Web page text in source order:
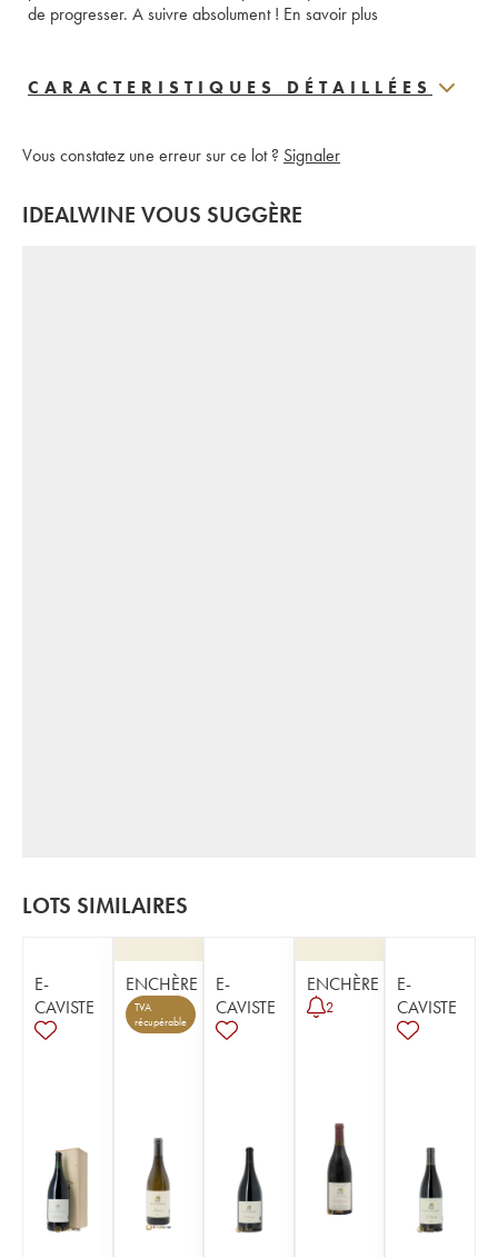
de progresser. A suivre absolument ! En savoir plus
CARACTERISTIQUES DÉTAILLÉES
Vous constatez une erreur sur ce lot ? Signaler
IDEALWINE VOUS SUGGÈRE
LOTS SIMILAIRES
E-
CAVISTE
ENCHÈRE
TVA
récupérable
E-
CAVISTE
ENCHÈRE
2
E-
CAVISTE